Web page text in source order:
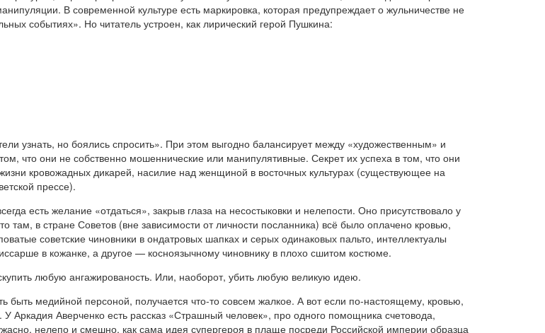
В современной культуре есть маркировка, которая предупреждает о жульничестве не
событиях». Но читатель устроен, как лирический герой Пушкина:
узнать, но боялись спросить». При этом выгодно балансирует между «художественным» и
что они не собственно мошеннические или манипулятивные. Секрет их успеха в том, что они
кровожадных дикарей, насилие над женщиной в восточных культурах (существующее на
прессе).
есть желание «отдаться», закрыв глаза на несостыковки и нелепости. Оно присутствовало у
в стране Советов (вне зависимости от личности посланника) всё было оплачено кровью,
советские чиновники в ондатровых шапках и серых одинаковых пальто, интеллектуалы
в кожанке, а другое — косноязычному чиновнику в плохо сшитом костюме.
любую ангажированость. Или, наоборот, убить любую великую идею.
быть медийной персоной, получается что-то совсем жалкое. А вот если по-настоящему, кровью,
Аркадия Аверченко есть рассказ «Страшный человек», про одного помощника счетовода,
нелепо и смешно, как сама идея супергероя в плаще посреди Российской империи образца